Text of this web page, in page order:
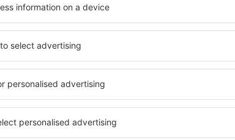
Alicante
Sjekk informasjon
FRA 659 NOK